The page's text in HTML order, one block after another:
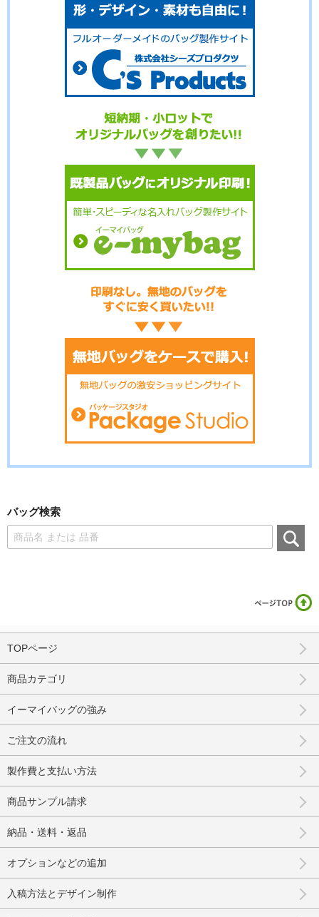
バッグ検索
TOPページ
商品カテゴリ
イーマイバッグの強み
ご注文の流れ
製作費と支払い方法
商品サンプル請求
納品・送料・返品
オプションなどの追加
入稿方法とデザイン制作